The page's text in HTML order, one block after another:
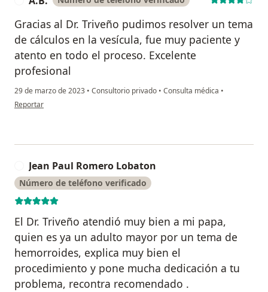
Gracias al Dr. Triveño pudimos resolver un tema
de cálculos en la vesícula, fue muy paciente y
atento en todo el proceso. Excelente
profesional
29 de marzo de 2023 • Consultorio privado • Consulta médica •
en opinión del usuario A.B.
Reportar
Jean Paul Romero Lobaton
Número de teléfono verificado
El Dr. Triveño atendió muy bien a mi papa,
quien es ya un adulto mayor por un tema de
hemorroides, explica muy bien el
procedimiento y pone mucha dedicación a tu
problema, recontra recomendado .